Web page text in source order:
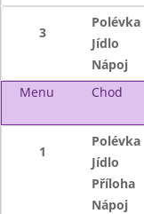
3
Polévka
Jídlo
Nápoj
Menu
Chod
1
Polévka
Jídlo
Příloha
Nápoj